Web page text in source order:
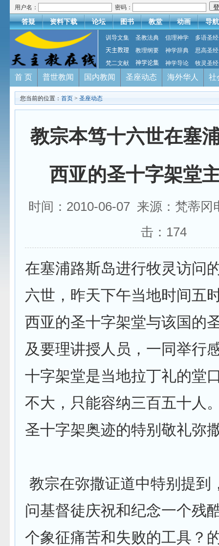
用户名： 密码：
答疑 资料下载 论坛 图书 教堂 动画 导航
训导文集 圣教法典 信理神学
多语圣经
天主教理
教理纲要 神学辞典
思高圣经
梵二文献
神学论集 神学导论 牧灵圣经
首 页 普世教闻 国内教闻 圣座动态 海外华人 社
您当前的位置： 首页 > 圣座动态
教宗本笃十六世在塞
西亚的圣十字架堂
时间：2010-06-07 来源：梵蒂
击： 174
在塞浦路斯岛进行牧灵访问
六世，昨天下午当地时间五
西亚的圣十字架堂与该国的
及要理讲授人员，一同举行
十字架堂是当地拉丁礼的堂
不大，只能容纳三百五十人
圣十字架奥迹的特别敬礼弥
教宗在弥撒证道中特别提到
问基督徒庆祝和纪念一个残
个象征痛苦和失败的工具？